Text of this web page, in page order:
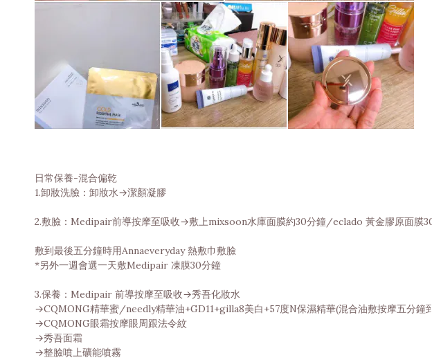
日常保養-混合偏乾
1.卸妝洗臉：卸妝水→潔顏凝膠
2.敷臉：Medipair前導按摩至吸收→敷上mixsoon水庫面膜約30分鐘/eclado 黃金膠原面膜
敷到最後五分鐘時用Annaeveryday 熱敷巾敷臉
*另外一週會選一天敷Medipair 凍膜30分鐘
3.保養：Medipair 前導按摩至吸收→秀吾化妝水
→CQMONG精華蜜/needly精華油+GD11+gilla8美白+57度N保濕精華(混合油敷按摩五分鐘
→CQMONG眼霜按摩眼周跟法令紋
→秀吾面霜
→整臉噴上礦能噴霧